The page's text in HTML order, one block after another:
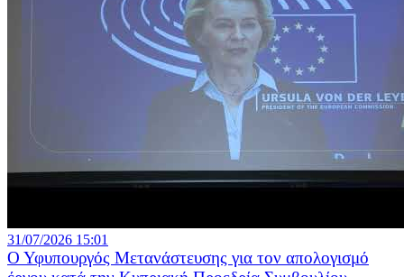
31/07/2026 15:01
Ο Υφυπουργός Μετανάστευσης για τον απολογισμό